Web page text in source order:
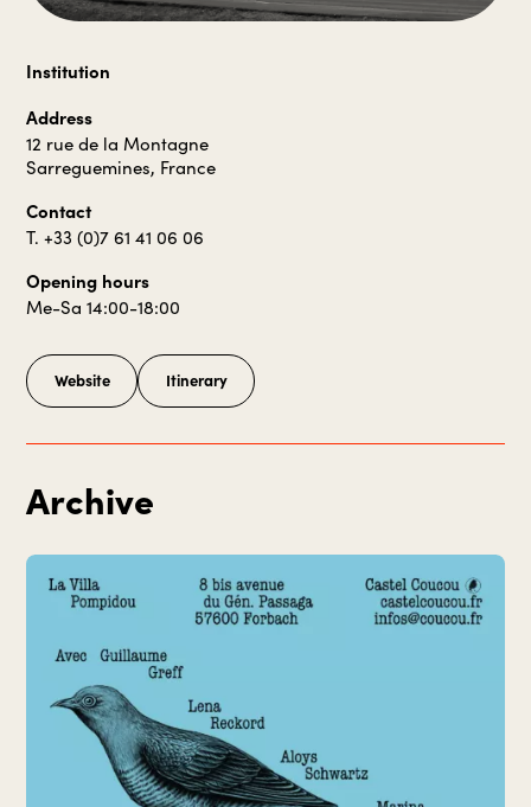
Institution
Address
12 rue de la Montagne
Sarreguemines, France
Contact
T. +33 (0)7 61 41 06 06
Opening hours
Me-Sa 14:00-18:00
Website Itinerary
Archive